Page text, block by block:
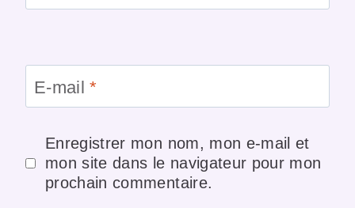
E-mail*
Enregistrer mon nom, mon e-mail et
mon site dans le navigateur pour mon
prochain commentaire.